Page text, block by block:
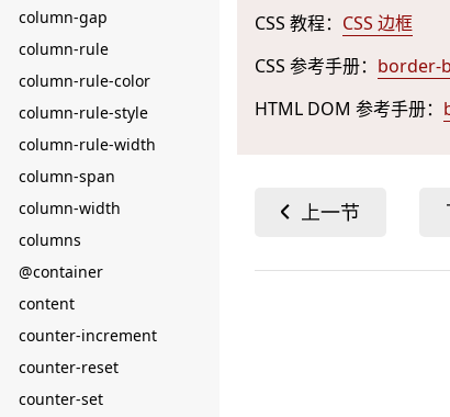
column-gap
column-rule
column-rule-color
column-rule-style
column-rule-width
column-span
column-width
columns
@container
content
counter-increment
counter-reset
counter-set
CSS 教程： CSS 边框
CSS 参考手册： border-
HTML DOM 参考手册：